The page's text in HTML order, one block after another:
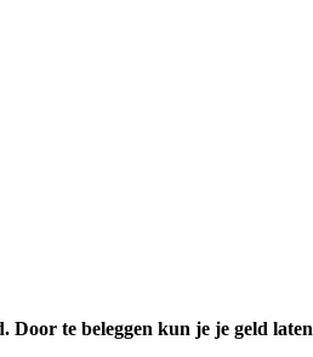
te beleggen kun je je geld